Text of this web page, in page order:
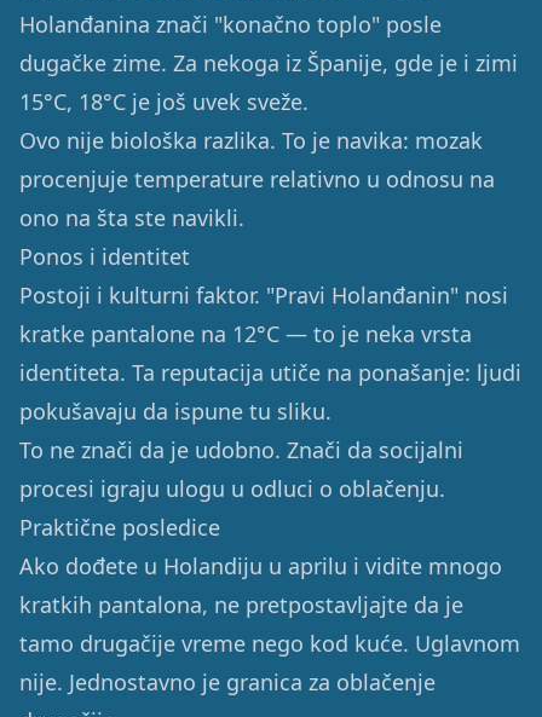
Holanđanina znači "konačno toplo" posle
dugačke zime. Za nekoga iz Španije, gde je i zimi
15°C, 18°C je još uvek sveže.
Ovo nije biološka razlika. To je navika: mozak
procenjuje temperature relativno u odnosu na
ono na šta ste navikli.
Ponos i identitet
Postoji i kulturni faktor. "Pravi Holanđanin" nosi
kratke pantalone na 12°C — to je neka vrsta
identiteta. Ta reputacija utiče na ponašanje: ljudi
pokušavaju da ispune tu sliku.
To ne znači da je udobno. Znači da socijalni
procesi igraju ulogu u odluci o oblačenju.
Praktične posledice
Ako dođete u Holandiju u aprilu i vidite mnogo
kratkih pantalona, ne pretpostavljajte da je
tamo drugačije vreme nego kod kuće. Uglavnom
nije. Jednostavno je granica za oblačenje